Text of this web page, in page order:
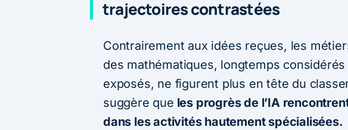
trajectoires contrastées
Contrairement aux idées reçues, les
des mathématiques, longtemps
exposés, ne figurent plus en tête du
suggère que les progrès de l’IA
dans les activités hautement spécialisées.